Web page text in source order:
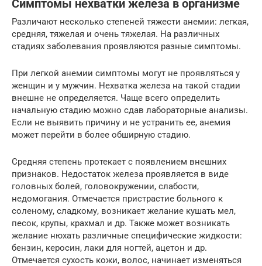
Симптомы нехватки железа в организме
Различают несколько степеней тяжести анемии: легкая,
средняя, тяжелая и очень тяжелая. На различных
стадиях заболевания проявляются разные симптомы.
При легкой анемии симптомы могут не проявляться у
женщин и у мужчин. Нехватка железа на такой стадии
внешне не определяется. Чаще всего определить
начальную стадию можно сдав лабораторные анализы.
Если не выявить причину и не устранить ее, анемия
может перейти в более обширную стадию.
Средняя степень протекает с появлением внешних
признаков. Недостаток железа проявляется в виде
головных болей, головокружении, слабости,
недомогания. Отмечается пристрастие больного к
соленому, сладкому, возникает желание кушать мел,
песок, крупы, крахмал и др. Также может возникать
желание нюхать различные специфические жидкости:
бензин, керосин, лаки для ногтей, ацетон и др.
Отмечается сухость кожи, волос, начинает изменяться